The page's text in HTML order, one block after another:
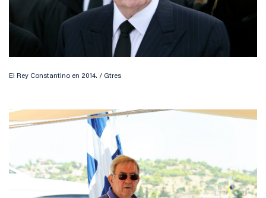
El Rey Constantino en 2014. / Gtres